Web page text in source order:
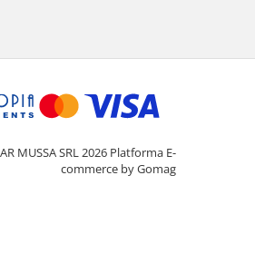
MUSSA SRL 2026 Platforma E-
commerce by Gomag